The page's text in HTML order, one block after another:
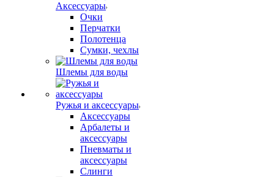
Аксессуары
Очки
Перчатки
Полотенца
Сумки, чехлы
Шлемы для воды
Ружья и аксессуары
Аксессуары
Арбалеты и
аксессуары
Пневматы и
аксессуары
Слинги